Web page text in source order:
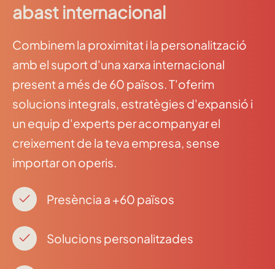
abast internacional
Combinem la proximitat i la personalització
amb el suport d'una xarxa internacional
present a més de 60 països. T'oferim
solucions integrals, estratègies d'expansió i
un equip d'experts per acompanyar el
creixement de la teva empresa, sense
importar on operis.
Presència a +60 països
Solucions personalitzades